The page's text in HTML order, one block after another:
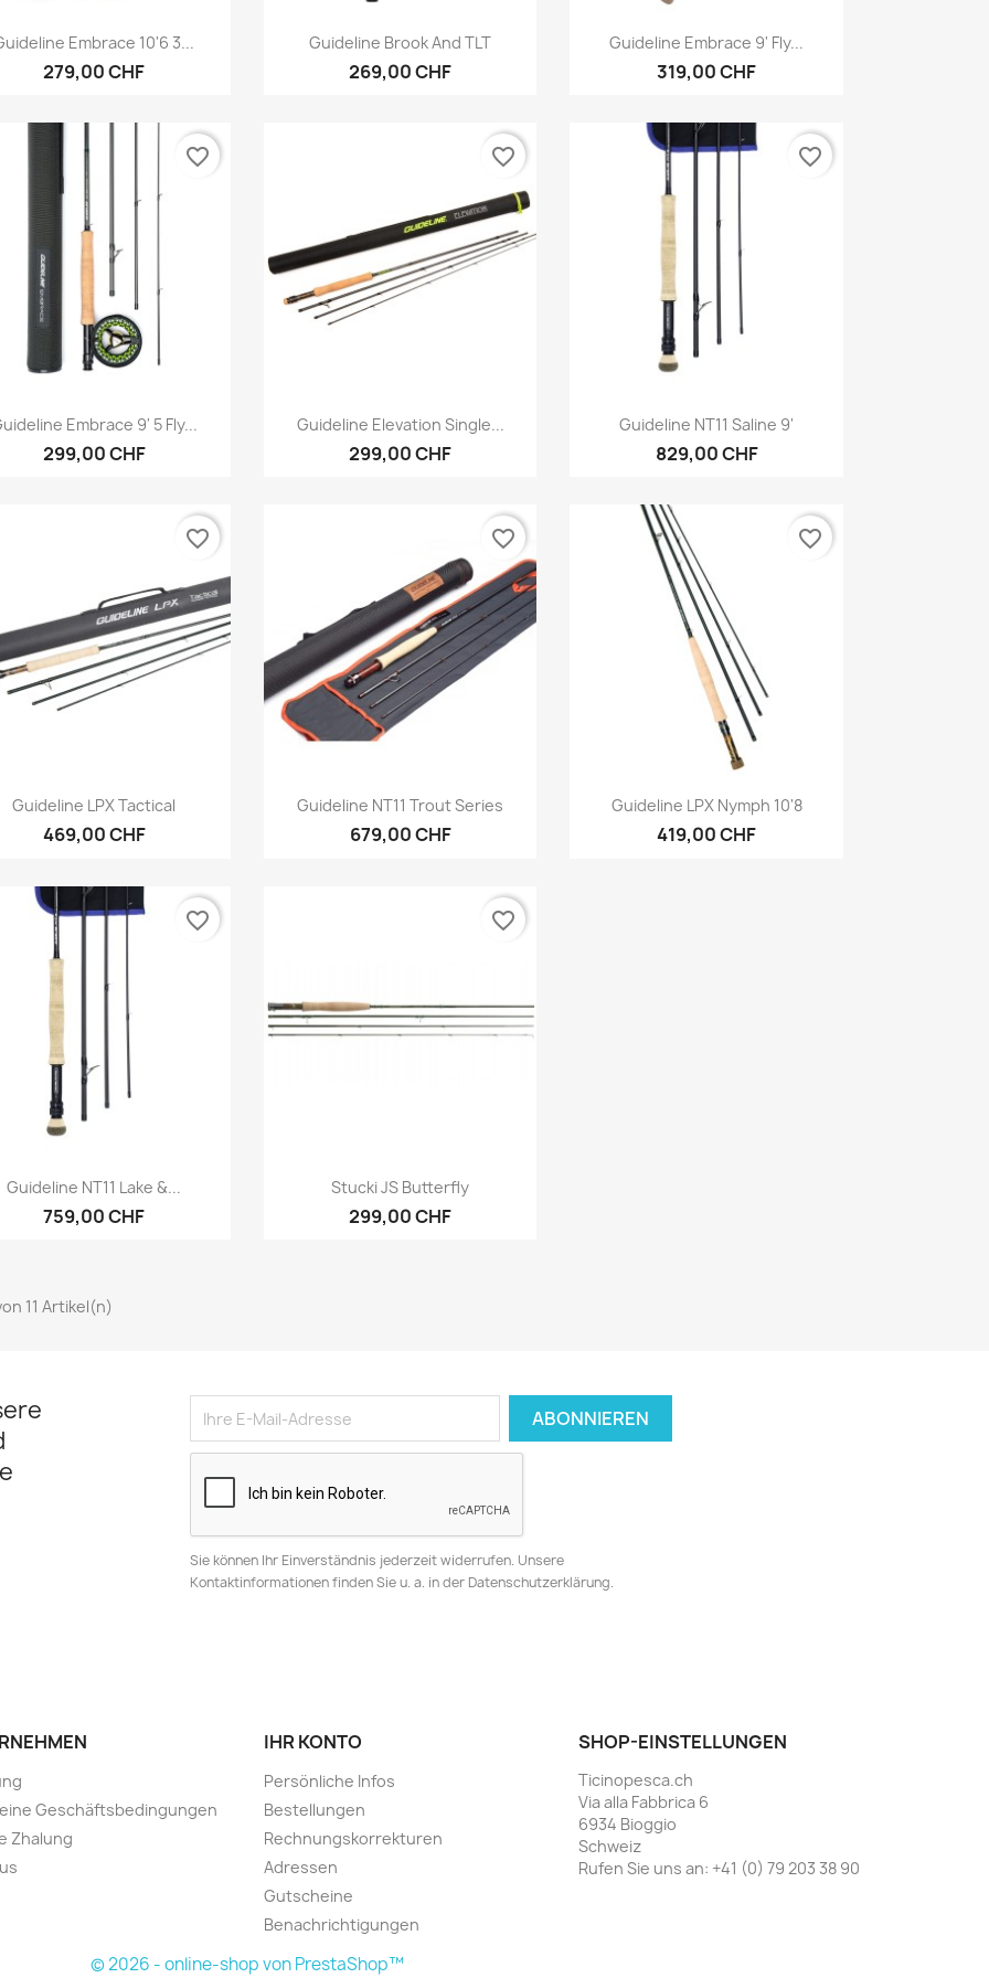
 Vorschau
Embrace 10'6 3...
279,00 CHF
Vorschau
Guideline Brook And TLT
269,00 CHF
Vorschau
Guideline Embrace 9' Fly...
319,00 CHF
 Vorschau
Embrace 9' 5 Fly...
299,00 CHF
favorite_border
 Vorschau
Guideline Elevation Single...
299,00 CHF
favorite_border
Vorschau
Guideline NT11 Saline 9'
829,00 CHF
favorite_border
Vorschau
Guideline LPX Tactical
469,00 CHF
favorite_border
 Vorschau
Guideline NT11 Trout Series
679,00 CHF
favorite_border
Vorschau
Guideline LPX Nymph 10'8
419,00 CHF
favorite_border
Vorschau
Guideline NT11 Lake &...
759,00 CHF
favorite_border
Vorschau
Stucki JS Butterfly
299,00 CHF
favorite_border
11 Artikel(n)
Sie können Ihr Einverständnis jederzeit widerrufen. Unsere
Kontaktinformationen finden Sie u. a. in der Datenschutzerklärung.
Geschäftsbedingungen
Zhalung
IHR KONTO
Persönliche Infos
Bestellungen
Rechnungskorrekturen
Adressen
Gutscheine
Benachrichtigungen
SHOP-EINSTELLUNGEN
Ticinopesca.ch
Via alla Fabbrica 6
6934 Bioggio
Schweiz
Rufen Sie uns an: +41 (0) 79 203 38 90
© 2026 - online-shop von PrestaShop™